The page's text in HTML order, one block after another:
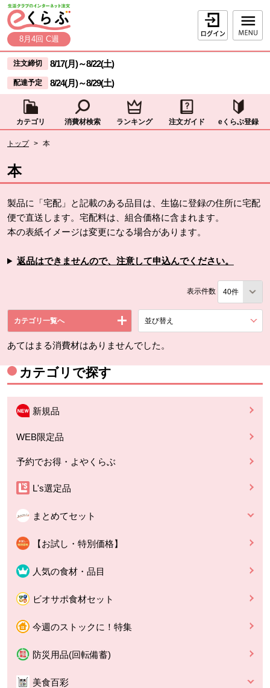
ページの先頭です。
本文へジャンプする。
8月4回 C週
ログイン
ここからサイト内共通メニューです。
サイト内共通メニューをスキップする
注文締切 8/17(月)～8/22(土)
配達予定 8/24(月)～8/29(土)
カテゴリ 消費材検索 ランキング 注文ガイド eくらぶ登録
トップ > 本
本
製品に「宅配」と記載のある品目は、生協に登録の住所に宅配
便で直送します。宅配料は、組合価格に含まれます。
本の表紙イメージは変更になる場合があります。
返品はできませんので、注意して申込んでください。
表示件数
カテゴリ一覧へ 並び替え
あてはまる消費材はありませんでした。
カテゴリで探す
新規品
WEB限定品
予約でお得・よやくらぶ
L's選定品
まとめてセット
【お試し・特別価格】
人気の食材・品目
ビオサポ食材セット
今週のストックに！特集
防災用品(回転備蓄)
美食百彩